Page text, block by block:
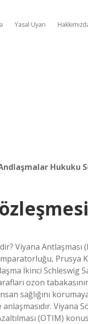
Yasal Uyarı
Hukuku
Viyana Antlaşması
Prusya
İkinci Schleswig
ozon
sağlığını
Viyana
(OTIM)